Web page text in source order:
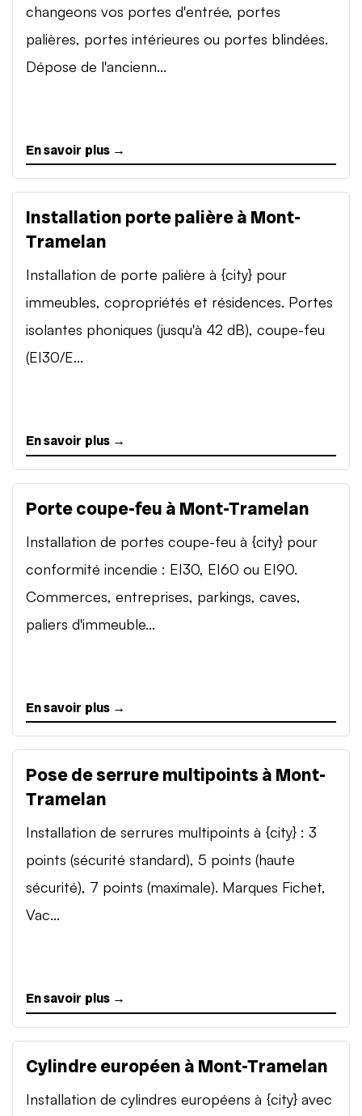
changeons vos portes d'entrée, portes
palières, portes intérieures ou portes blindées.
Dépose de l'ancienn...
En savoir plus →
Installation porte palière à Mont-
Tramelan
Installation de porte palière à {city} pour
immeubles, copropriétés et résidences. Portes
isolantes phoniques (jusqu'à 42 dB), coupe-feu
(EI30/E...
En savoir plus →
Porte coupe-feu à Mont-Tramelan
Installation de portes coupe-feu à {city} pour
conformité incendie : EI30, EI60 ou EI90.
Commerces, entreprises, parkings, caves,
paliers d'immeuble...
En savoir plus →
Pose de serrure multipoints à Mont-
Tramelan
Installation de serrures multipoints à {city} : 3
points (sécurité standard), 5 points (haute
sécurité), 7 points (maximale). Marques Fichet,
Vac...
En savoir plus →
Cylindre européen à Mont-Tramelan
Installation de cylindres européens à {city} avec